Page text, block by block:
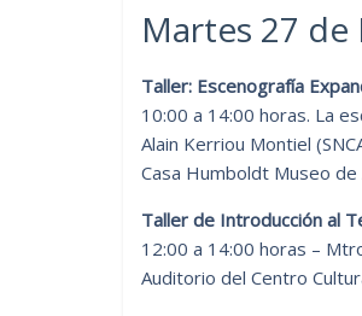
Martes 27
Taller: Escenografía
10:00 a 14:00 horas. La
Alain Kerriou Montiel
Casa Humboldt Museo de
Taller de Introducción al
12:00 a 14:00 horas –
Auditorio del Centro